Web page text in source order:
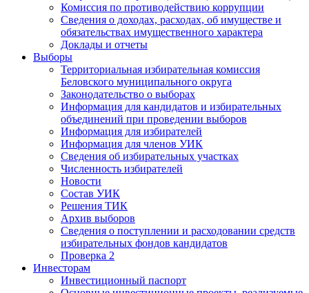
Комиссия по противодействию коррупции
Сведения о доходах, расходах, об имуществе и
обязательствах имущественного характера
Доклады и отчеты
Выборы
Территориальная избирательная комиссия
Беловского муниципального округа
Законодательство о выборах
Информация для кандидатов и избирательных
объединений при проведении выборов
Информация для избирателей
Информация для членов УИК
Сведения об избирательных участках
Численность избирателей
Новости
Состав УИК
Решения ТИК
Архив выборов
Сведения о поступлении и расходовании средств
избирательных фондов кандидатов
Проверка 2
Инвесторам
Инвестиционный паспорт